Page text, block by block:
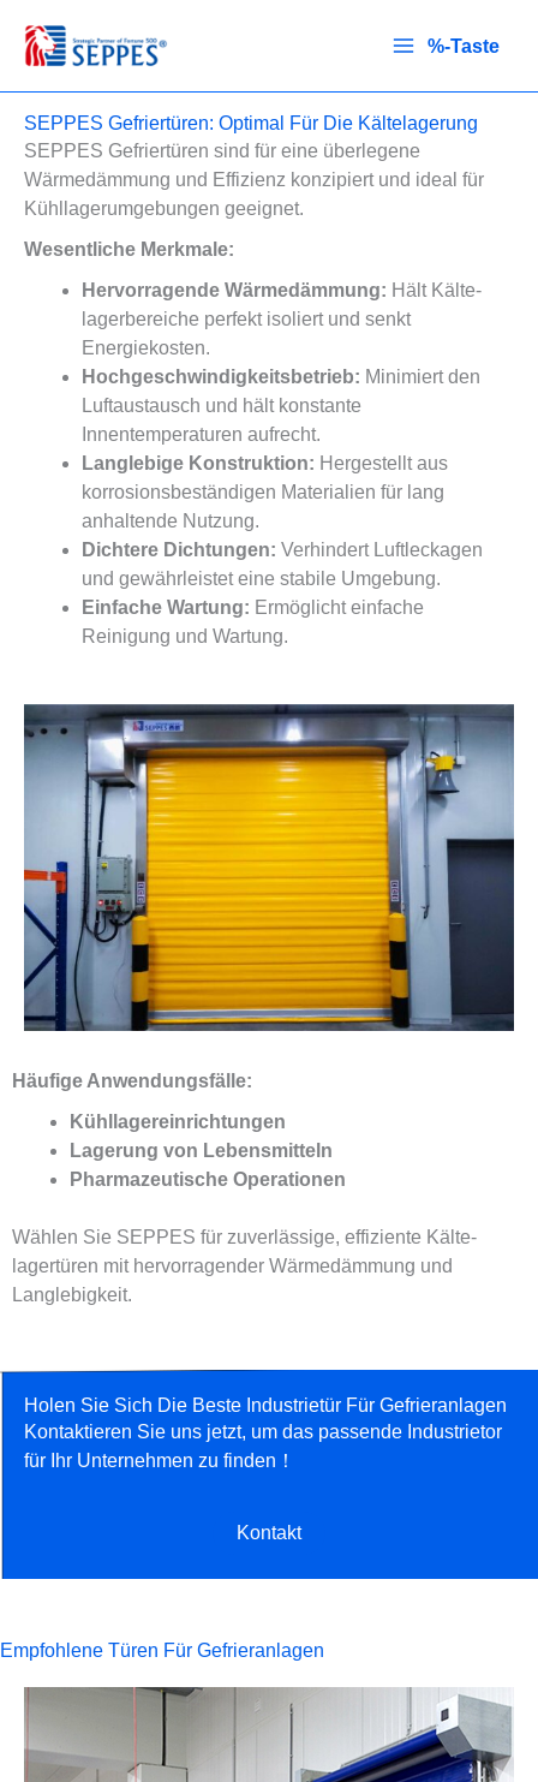
Inhalt
springen
%-Taste
SEPPES Gefriertüren: Optimal Für Die Kälte­lagerung
SEPPES Gefriertüren sind für eine überlegene
Wärmedämmung und Effizienz konzipiert und ideal für
Kühllagerumgebungen geeignet.
Wesentliche Merkmale:
Hervorragende Wärmedämmung: Hält Kälte­
lagerbereiche perfekt isoliert und senkt
Energiekosten.
Hochgeschwindigkeitsbetrieb: Minimiert den
Luftaustausch und hält konstante
Innentemperaturen aufrecht.
Langlebige Konstruktion: Hergestellt aus
korrosionsbeständigen Materialien für lang
anhaltende Nutzung.
Dichtere Dichtungen: Verhindert Luftleckagen
und gewährleistet eine stabile Umgebung.
Einfache Wartung: Ermöglicht einfache
Reinigung und Wartung.
Häufige Anwendungsfälle:
Kühllagereinrichtungen
Lagerung von Lebensmitteln
Pharmazeutische Operationen
Wählen Sie SEPPES für zuverlässige, effiziente Kälte­
lagertüren mit hervorragender Wärmedämmung und
Langlebigkeit.
Holen Sie Sich Die Beste Industrietür Für Gefrieranlagen
Kontaktieren Sie uns jetzt, um das passende Industrietor
für Ihr Unternehmen zu finden！
Kontakt
Empfohlene Türen Für Gefrieranlagen